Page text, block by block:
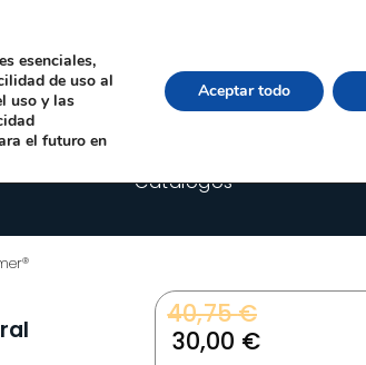
Catálogos
40,75€
30,00 €
esenciales,
de uso al
uso y las
el futuro en
Aceptar todo